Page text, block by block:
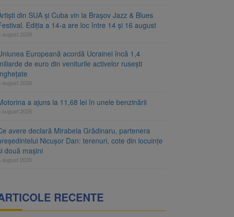
din SUA și Cuba vin la Brașov Jazz & Blues
Ediția a 14-a are loc între 14 și 16 august
august 2026
Europeană acordă Ucrainei încă 1,4
de euro din veniturile activelor rusești
august 2026
a ajuns la 11,68 lei în unele benzinării
august 2026
avere declară Mirabela Grădinaru, partenera
Nicușor Dan: terenuri, cote din locuințe
două mașini
august 2026
RECENTE